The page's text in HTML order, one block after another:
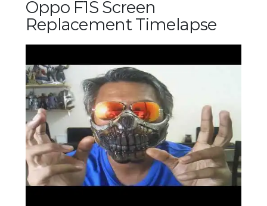
Oppo F1S Screen
Replacement Timelapse